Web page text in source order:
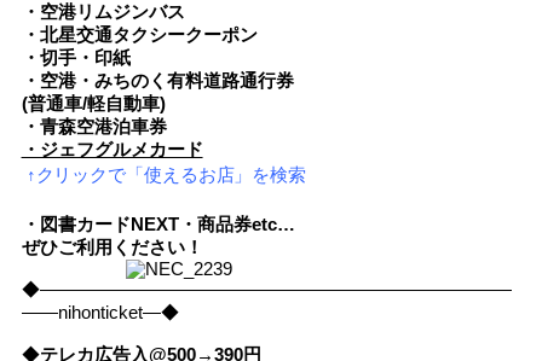
・空港リムジンバス
・北星交通タクシークーポン
・切手・印紙
・空港・みちのく有料道路通行券
(普通車/軽自動車)
・青森空港泊車券
・ジェフグルメカード
↑クリックで「使えるお店」を検索
・図書カードNEXT・商品券etc…
ぜひご利用ください！
◆――――――――――――――――――――――――――
――nihonticket―◆
◆テレカ広告入@500→390円